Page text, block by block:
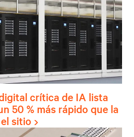
crítica de IA lista
50 % más rápido que la
sitio